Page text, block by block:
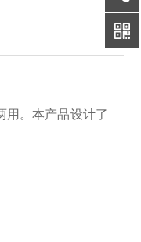
用。本产品设计了